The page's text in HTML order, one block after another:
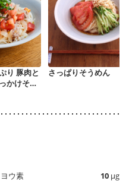
り 豚肉と
かけそう
さっぱりそうめん
ヨウ素 10 µg